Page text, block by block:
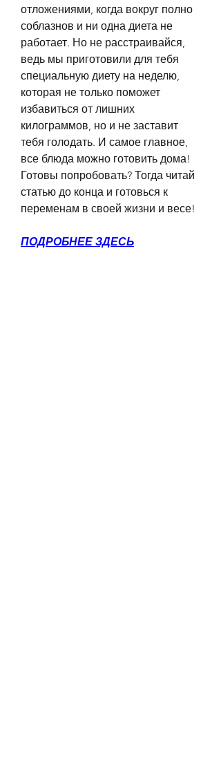
отложениями, когда вокруг полно
соблазнов и ни одна диета не
работает. Но не расстраивайся,
ведь мы приготовили для тебя
специальную диету на неделю,
которая не только поможет
избавиться от лишних
килограммов, но и не заставит
тебя голодать. И самое главное,
все блюда можно готовить дома!
Готовы попробовать? Тогда читай
статью до конца и готовься к
переменам в своей жизни и весе!
ПОДРОБНЕЕ ЗДЕСЬ